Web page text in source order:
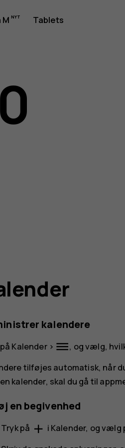
M Tablets
kalendere
Kalender> dehaze, og vælg,
tilføjes automatisk, når
kalender, skal du gå til
en begivenhed
Tryk på add i Kalender, og vælg